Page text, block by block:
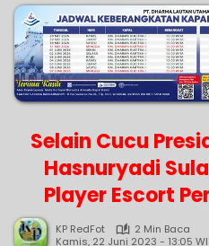
Selain Cucu
Hasnuryadi
Player Escort
KP RedFot
2 Min Baca
Kamis, 22 Juni 2023 - 13:05